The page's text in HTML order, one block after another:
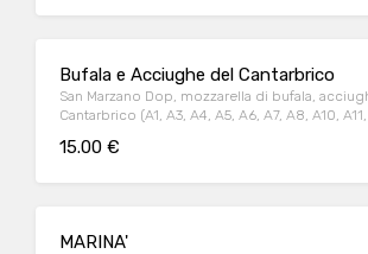
Bufala e Acciughe del Cantarbrico
San Marzano Dop, mozzarella di bufala,
Cantarbrico (A1, A3, A4, A5, A6, A7, A8, A10, A11,
15.00 €
MARINA'